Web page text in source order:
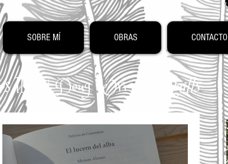
SOBRE MÍ OBRAS CONTACTO
lleve" Doug Wright - Quills